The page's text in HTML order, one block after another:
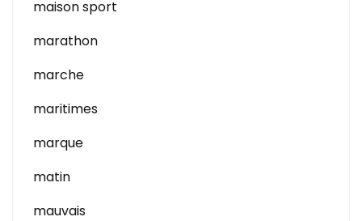
maison sport
marathon
marche
maritimes
marque
matin
mauvais